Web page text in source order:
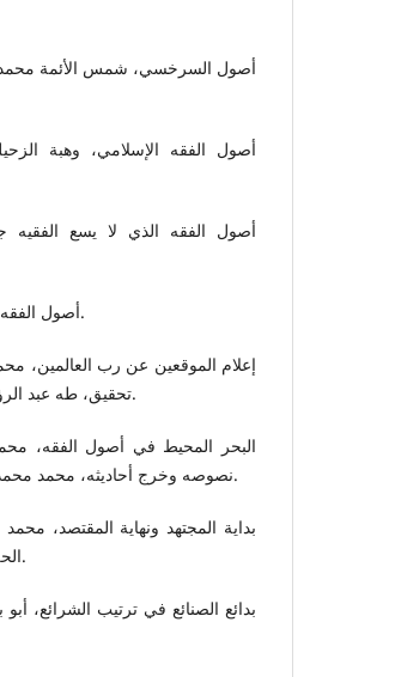
أصول السرخسي، شمس الأئمة
أصول الفقه الذي لا يسع الفقيه
أصول الفقه، محمد أبو زهرة ، (د.ط)، (د.ت)، دار الفكر العربي.
إعلام الموقعين عن رب العالمين،
تحقيق، طه عبد الرؤوف سعد، (د.ط)، 1973م، دار الجيل بيروت، لبنان.
البحر المحيط في أصول الفقه،
نصوصه وخرج أحاديثه، محمد محمد تامر، 1421هـ/2000م، دار الكتب العلمية، بيروت.
بداية المجتهد ونهاية المقتصد،
الحلبي وأولاده، الطبعة الرابعة، 1395ه/1974م، مصر.
بدائع الصنائع في ترتيب الشرائع،